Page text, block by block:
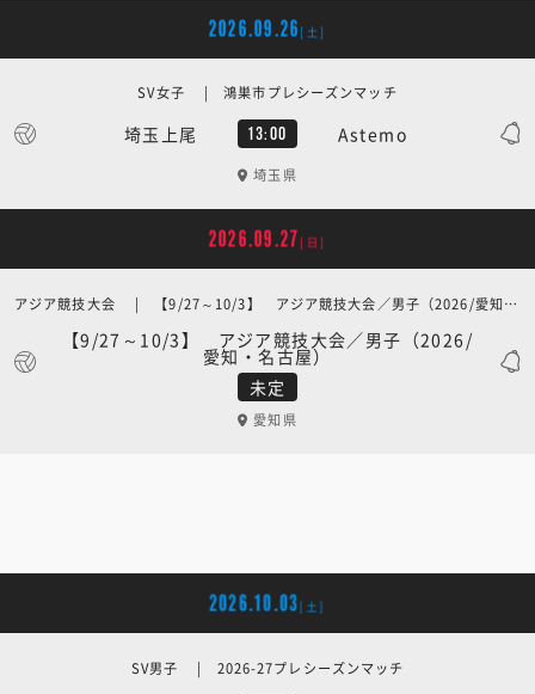
2026.09.26 [土]
埼玉上尾 13:00 Astemo
SV女子 | 鴻巣市プレシーズンマッチ
埼玉県
2026.09.27 [日]
未定
【9/27～10/3】 アジア競技大会／男子（2026/
愛知・名古屋）
アジア競技大会 | 【9/27～10/3】 アジア競技大会／男子（2026/愛知・名古屋）
愛知県
2026.10.03[土]
SV男子 | 2026-27プレシーズンマッチ